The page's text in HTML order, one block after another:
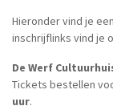
Hieronder vind je
inschrijflinks vind je
De Werf
Tickets bestellen
uur.